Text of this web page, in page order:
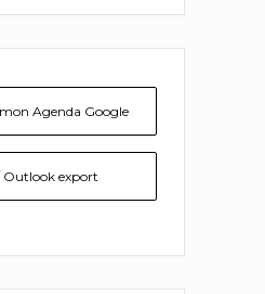
Agenda Google
Outlook export